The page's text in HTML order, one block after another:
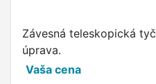
Závesná teleskopická
úprava.
Vaša cena